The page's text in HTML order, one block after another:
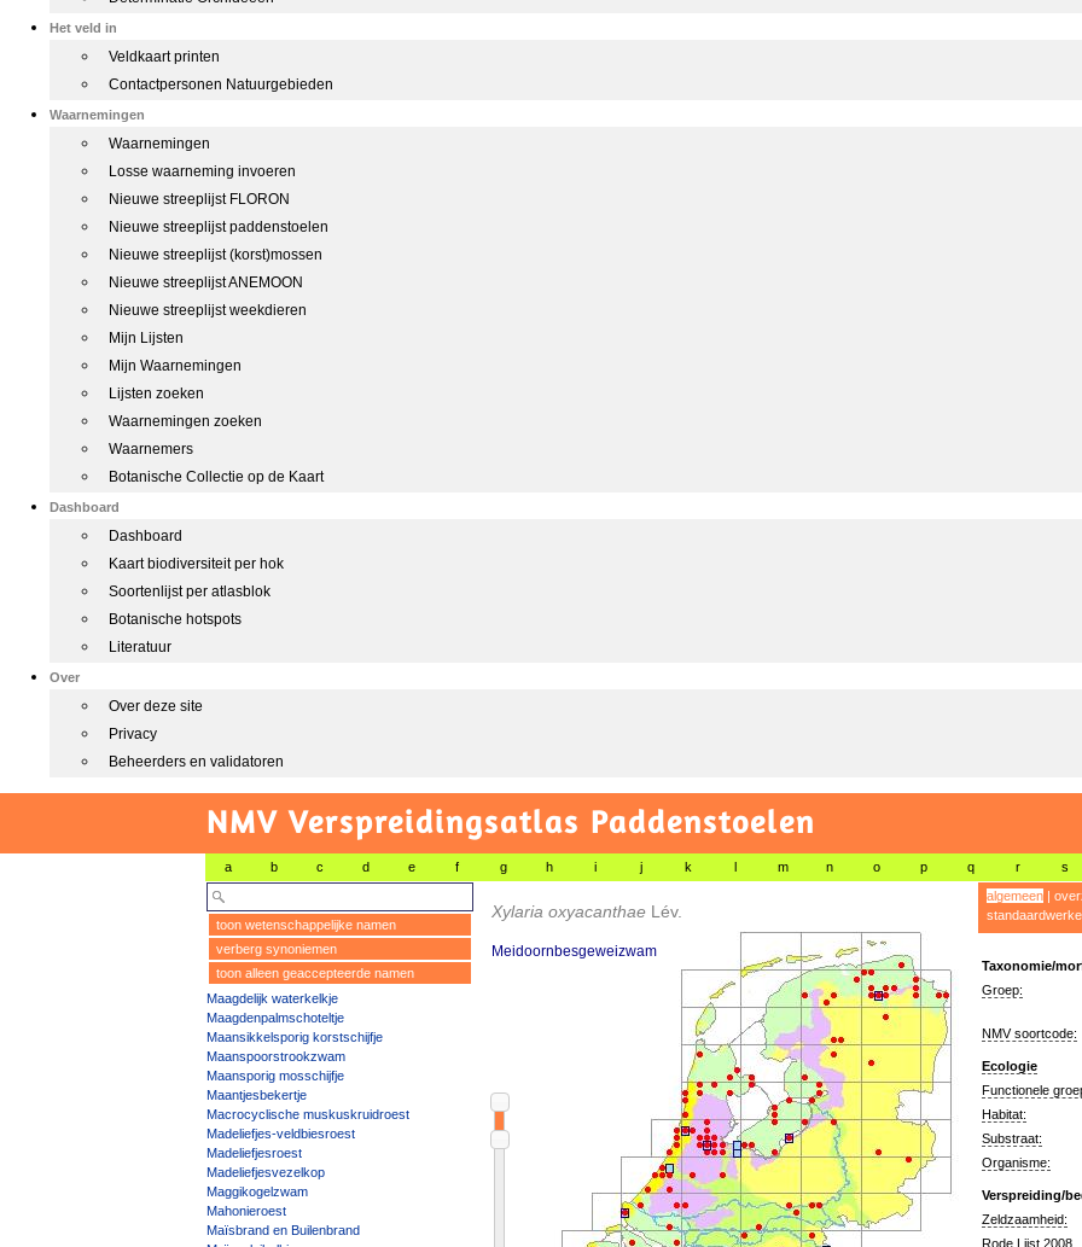
Het veld in
Veldkaart printen
Contactpersonen Natuurgebieden
Waarnemingen
Waarnemingen
Losse waarneming invoeren
Nieuwe streeplijst FLORON
Nieuwe streeplijst paddenstoelen
Nieuwe streeplijst (korst)mossen
Nieuwe streeplijst ANEMOON
Nieuwe streeplijst weekdieren
Mijn Lijsten
Mijn Waarnemingen
Lijsten zoeken
Waarnemingen zoeken
Waarnemers
Botanische Collectie op de Kaart
Dashboard
Dashboard
Kaart biodiversiteit per hok
Soortenlijst per atlasblok
Botanische hotspots
Literatuur
Over
Over deze site
Privacy
Beheerders en validatoren
NMV Verspreidingsatlas Paddenstoelen
a b c d e f g h i j k l m n o p q r s
toon wetenschappelijke namen
verberg synoniemen
toon alleen geaccepteerde namen
Maagdelijk waterkelkje
Maagdenpalmschoteltje
Maansikkelsporig korstschijfje
Maanspoorstrookzwam
Maansporig mosschijfje
Maantjesbekertje
Macrocyclische muskuskruidroest
Madeliefjes-veldbiesroest
Madeliefjesroest
Madeliefjesvezelkop
Maggikogelzwam
Mahonieroest
Maïsbrand en Builenbrand
Xylaria oxyacanthae Lév.
Meidoornbesgeweizwam
algemeen|
Taxonomie/
Groep:
NMV soortcode:
Ecologie
Functionele
Habitat:
Substraat:
Organisme:
Verspreiding/
Zeldzaamheid:
Rode Lijst 2008